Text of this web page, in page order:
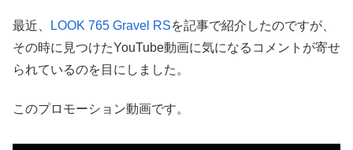
最近、 LOOK 765 Gravel RSを記事で紹介したのですが、
その時に見つけたYouTube動画に気になるコメントが寄せ
られているのを目にしました。
このプロモーション動画です。